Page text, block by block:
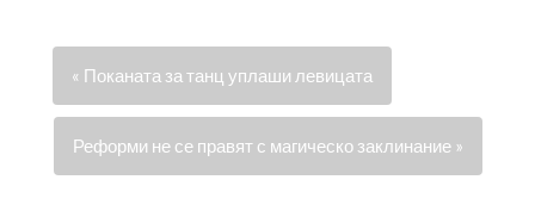
« Поканата за танц уплаши левицата
Реформи не се правят с магическо заклинание »